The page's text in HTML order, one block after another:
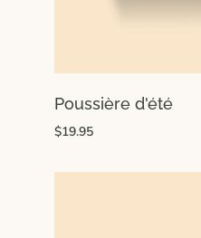
Poussière d'été
$19.95